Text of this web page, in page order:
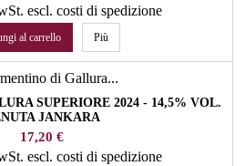
escl. costi di spedizione
al carrello Più
SUPERIORE 2024 - 14,5% VOL.
JANKARA
Prezzo
17,20 €
escl. costi di spedizione